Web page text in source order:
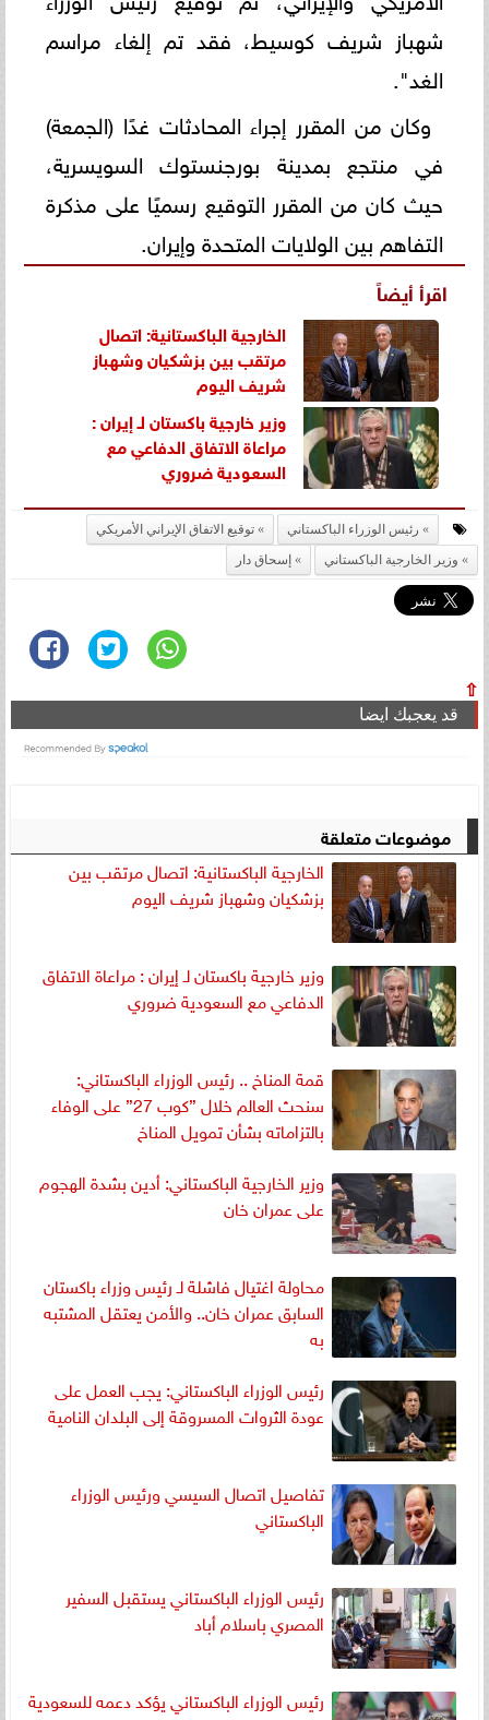
شهباز شريف كوسيط، فقد تم إلغاء مراسم
الغد".
وكان من المقرر إجراء المحادثات غدًا (الجمعة)
في منتجع بمدينة بورجنستوك السويسرية،
حيث كان من المقرر التوقيع رسميًا على مذكرة
التفاهم بين الولايات المتحدة وإيران.
اقرأ أيضاً
الخارجية الباكستانية: اتصال
مرتقب بين بزشكيان وشهباز
شريف اليوم
وزير خارجية باكستان لـ إيران :
مراعاة الاتفاق الدفاعي مع
السعودية ضروري
رئيس الوزراء الباكستاني
توقيع الاتفاق الإيراني الأمريكي
وزير الخارجية الباكستاني
إسحاق دار
⇧
قد يعجبك ايضا
موضوعات متعلقة
الخارجية الباكستانية: اتصال مرتقب بين
بزشكيان وشهباز شريف اليوم
وزير خارجية باكستان لـ إيران : مراعاة الاتفاق
الدفاعي مع السعودية ضروري
قمة المناخ .. رئيس الوزراء الباكستاني:
سنحث العالم خلال ”كوب 27” على الوفاء
بالتزاماته بشأن تمويل المناخ
وزير الخارجية الباكستاني: أدين بشدة الهجوم
على عمران خان
محاولة اغتيال فاشلة لـ رئيس وزراء باكستان
السابق عمران خان.. والأمن يعتقل المشتبه
به
رئيس الوزراء الباكستاني: يجب العمل على
عودة الثروات المسروقة إلى البلدان النامية
تفاصيل اتصال السيسي ورئيس الوزراء
الباكستاني
رئيس الوزراء الباكستاني يستقبل السفير
المصري باسلام أباد
رئيس الوزراء الباكستاني يؤكد دعمه للسعودية